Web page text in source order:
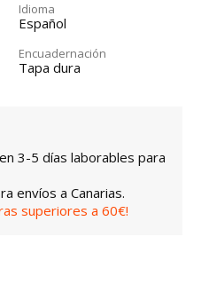
Idioma
Español
Encuadernación
Tapa dura
3-5 días laborables para
envíos a Canarias.
superiores a 60€!